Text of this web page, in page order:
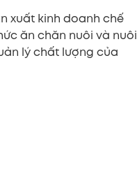
xuất kinh doanh chế
ăn chăn nuôi và nuôi
lý chất lượng của